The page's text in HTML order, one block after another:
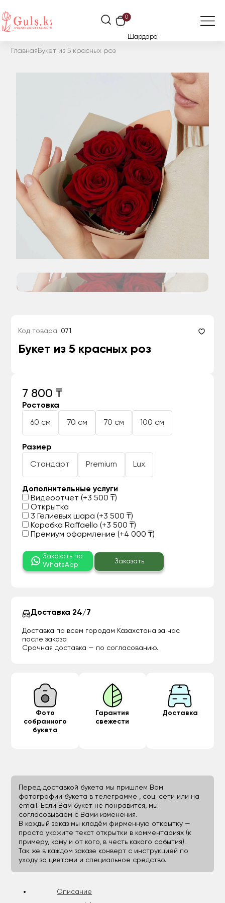
0
Шардара
Главная Букет из 5 красных роз
Код товара: 071
Букет из 5 красных роз
7 800 ₸
Ростовка
60 см 70 см 70 см 100 см
Размер
Стандарт Premium Lux
Дополнительные услуги
Видеоотчет (+3 500 ₸)
Открытка
3 Гелиевых шара (+3 500 ₸)
Коробка Raffaello (+3 500 ₸)
Премиум оформление (+4 000 ₸)
Заказать по
WhatsApp
Заказать
Доставка 24/7
Доставка по всем городам Казахстана за час
после заказа
Срочная доставка — по согласованию.
Фото
собранного
букета
Гарантия
свежести
Доставка
Перед доставкой букета мы пришлем Вам
фотографии букета в телеграмме , соц. сети или на
email. Если Вам букет не понравится, мы
согласовываем с Вами изменения.
В каждый заказ мы кладём фирменную открытку —
просто укажите текст открытки в комментариях (к
примеру, кому и от кого, в честь какого события).
Так же в каждом заказе конверт с инструкцией по
уходу за цветами и специальное средство.
Описание